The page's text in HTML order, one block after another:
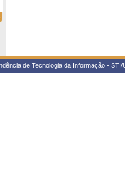
de Tecnologia da Informação -